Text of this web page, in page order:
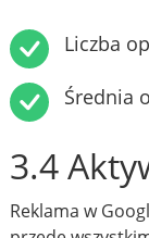
Liczba
Średnia
3.4
Reklama w